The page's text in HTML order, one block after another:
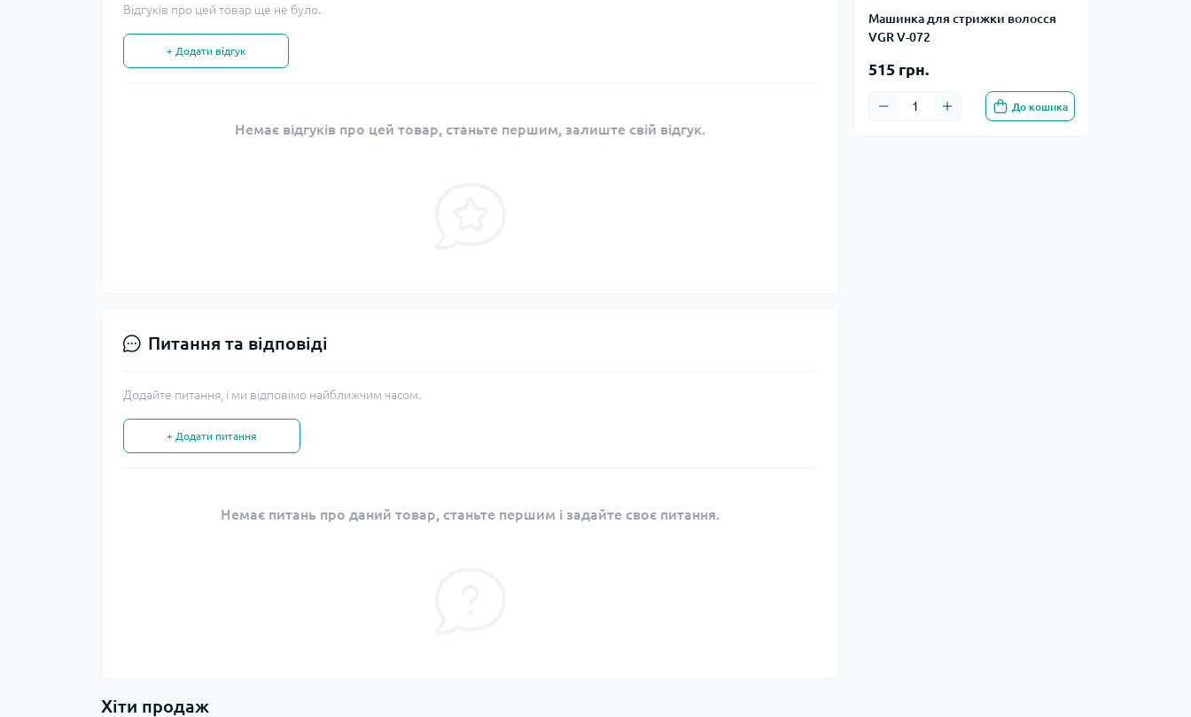
Машинка для стрижки волосся
VGR V-072
515 грн.
До кошика
Відгуків про цей товар ще не було.
+ Додати відгук
Немає відгуків про цей товар, станьте першим, залиште свій відгук.
Питання та відповіді
Додайте питання, і ми відповімо найближчим часом.
+ Додати питання
Немає питань про даний товар, станьте першим і задайте своє питання.
Хіти продаж